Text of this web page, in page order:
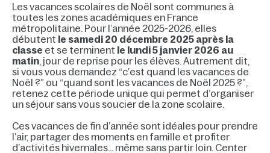
Les vacances scolaires de Noël sont communes à
toutes les zones académiques en France
métropolitaine. Pour l’année 2025-2026, elles
débutent le samedi 20 décembre 2025 après la
classe et se terminent le lundi 5 janvier 2026 au
matin, jour de reprise pour les élèves. Autrement dit,
si vous vous demandez “c’est quand les vacances de
Noël ?” ou “quand sont les vacances de Noël 2025 ?”,
retenez cette période unique qui permet d’organiser
un séjour sans vous soucier de la zone scolaire.
Ces vacances de fin d’année sont idéales pour prendre
l’air, partager des moments en famille et profiter
d’activités hivernales… même sans partir loin. Center